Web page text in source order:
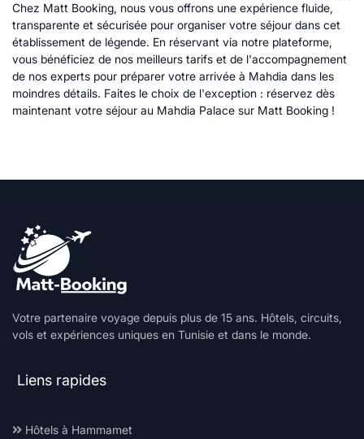
Chez Matt Booking, nous vous offrons une expérience fluide,
transparente et sécurisée pour organiser votre séjour dans cet
établissement de légende. En réservant via notre plateforme,
vous bénéficiez de nos meilleurs tarifs et de l'accompagnement
de nos experts pour préparer votre arrivée à Mahdia dans les
moindres détails. Faites le choix de l'exception : réservez dès
maintenant votre séjour au Mahdia Palace sur Matt Booking !
Votre partenaire voyage depuis plus de 15 ans. Hôtels, circuits,
vols et expériences uniques en Tunisie et dans le monde.
Liens rapides
Hôtels à Hammamet